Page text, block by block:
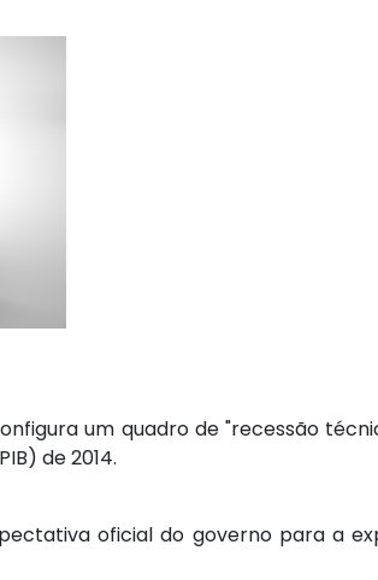
um quadro de "recessão
de 2014.
oficial do governo para a